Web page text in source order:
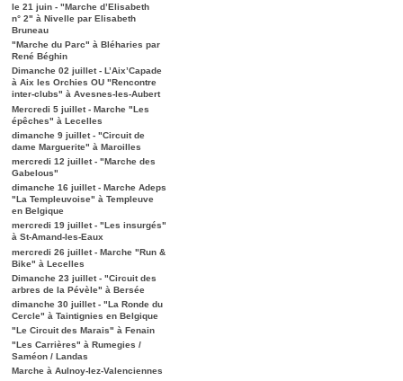
le 21 juin - "Marche d’Elisabeth
n° 2" à Nivelle par Elisabeth
Bruneau
"Marche du Parc" à Bléharies par
René Béghin
Dimanche 02 juillet - L’Aix’Capade
à Aix les Orchies OU "Rencontre
inter-clubs" à Avesnes-les-Aubert
Mercredi 5 juillet - Marche "Les
épêches" à Lecelles
dimanche 9 juillet - "Circuit de
dame Marguerite" à Maroilles
mercredi 12 juillet - "Marche des
Gabelous"
dimanche 16 juillet - Marche Adeps
"La Templeuvoise" à Templeuve
en Belgique
mercredi 19 juillet - "Les insurgés"
à St-Amand-les-Eaux
mercredi 26 juillet - Marche "Run &
Bike" à Lecelles
Dimanche 23 juillet - "Circuit des
arbres de la Pévèle" à Bersée
dimanche 30 juillet - "La Ronde du
Cercle" à Taintignies en Belgique
"Le Circuit des Marais" à Fenain
"Les Carrières" à Rumegies /
Saméon / Landas
Marche à Aulnoy-lez-Valenciennes